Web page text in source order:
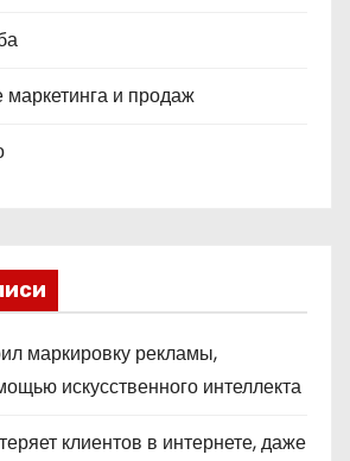
и продаж
маркировку рекламы,
искусственного интеллекта
клиентов в интернете, даже